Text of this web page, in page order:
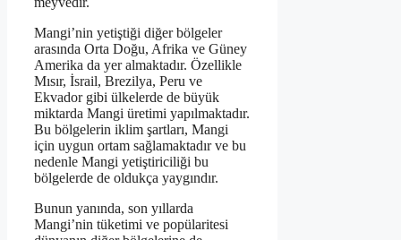
Mangi’nin yetiştiği diğer bölgeler
arasında Orta Doğu, Afrika ve Güney
Amerika da yer almaktadır. Özellikle
Mısır, İsrail, Brezilya, Peru ve
Ekvador gibi ülkelerde de büyük
miktarda Mangi üretimi yapılmaktadır.
Bu bölgelerin iklim şartları, Mangi
için uygun ortam sağlamaktadır ve bu
nedenle Mangi yetiştiriciliği bu
bölgelerde de oldukça yaygındır.
Bunun yanında, son yıllarda
Mangi’nin tüketimi ve popülaritesi